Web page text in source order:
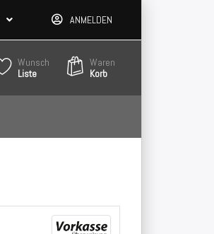
ANMELDEN
Wunsch
Liste
Waren
Korb